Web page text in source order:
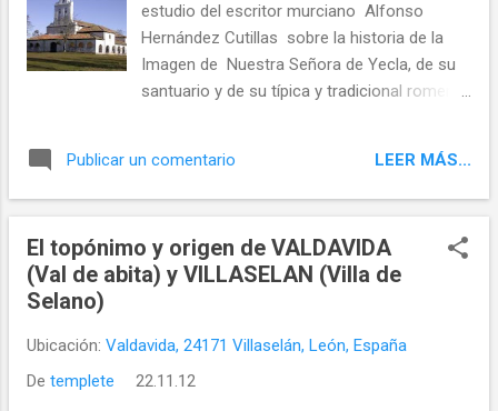
estudio del escritor murciano Alfonso
Hernández Cutillas sobre la historia de la
Imagen de Nuestra Señora de Yecla, de su
santuario y de su típica y tradicional romería
Publicar un comentario LEER MÁS...
El topónimo y origen de VALDAVIDA
(Val de abita) y VILLASELAN (Villa de
Selano)
Ubicación: Valdavida, 24171 Villaselán, León, España
De templete 22.11.12